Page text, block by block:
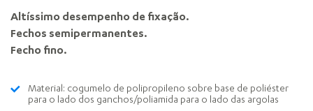
Altíssimo desempenho de fixação.
Fechos semipermanentes.
Fecho fino.
Material: cogumelo de polipropileno sobre base de poliéster
para o lado dos ganchos/poliamida para o lado das argolas